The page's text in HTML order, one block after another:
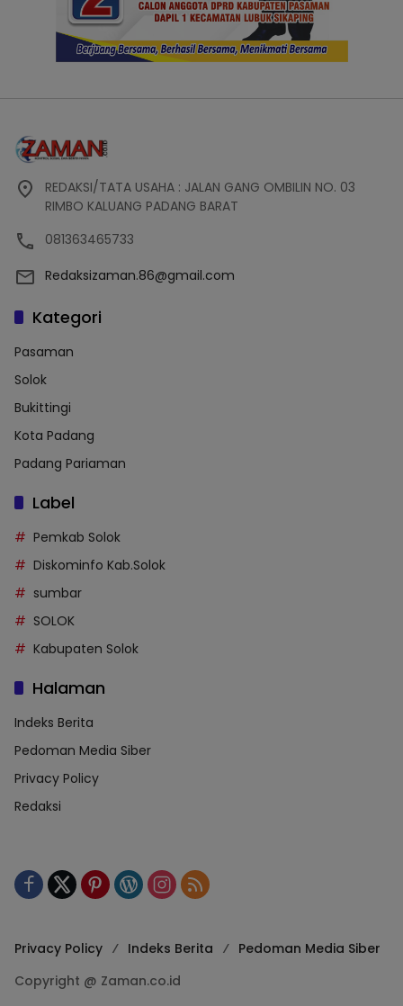
REDAKSI/TATA USAHA : JALAN GANG OMBILIN NO. 03
RIMBO KALUANG PADANG BARAT
081363465733
Redaksizaman.86@gmail.com
Kategori
Pasaman
Solok
Bukittingi
Kota Padang
Padang Pariaman
Label
Pemkab Solok
Diskominfo Kab.Solok
sumbar
SOLOK
Kabupaten Solok
Halaman
Indeks Berita
Pedoman Media Siber
Privacy Policy
Redaksi
Privacy Policy Indeks Berita
Pedoman Media Siber
Copyright @ Zaman.co.id